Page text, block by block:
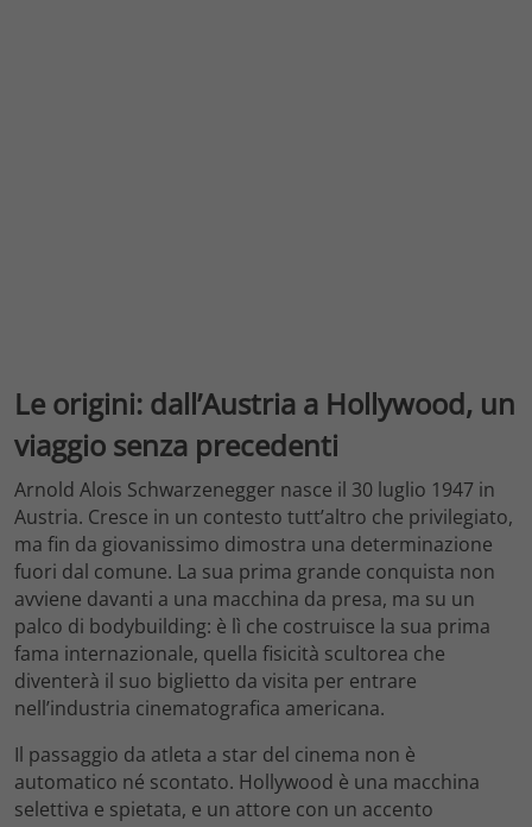
Le origini: dall’Austria a Hollywood, un
viaggio senza precedenti
Arnold Alois Schwarzenegger nasce il 30 luglio 1947 in
Austria. Cresce in un contesto tutt’altro che privilegiato,
ma fin da giovanissimo dimostra una determinazione
fuori dal comune. La sua prima grande conquista non
avviene davanti a una macchina da presa, ma su un
palco di bodybuilding: è lì che costruisce la sua prima
fama internazionale, quella fisicità scultorea che
diventerà il suo biglietto da visita per entrare
nell’industria cinematografica americana.
Il passaggio da atleta a star del cinema non è
automatico né scontato. Hollywood è una macchina
selettiva e spietata, e un attore con un accento